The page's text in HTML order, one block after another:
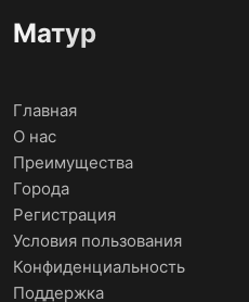
Матур
Главная
О нас
Преимущества
Города
Регистрация
Условия пользования
Конфиденциальность
Поддержка